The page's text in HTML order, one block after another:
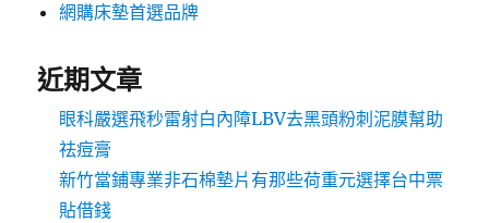
網購床墊首選品牌
近期文章
眼科嚴選飛秒雷射白內障LBV去黑頭粉刺泥膜幫助
祛痘膏
新竹當鋪專業非石棉墊片有那些荷重元選擇台中票
貼借錢